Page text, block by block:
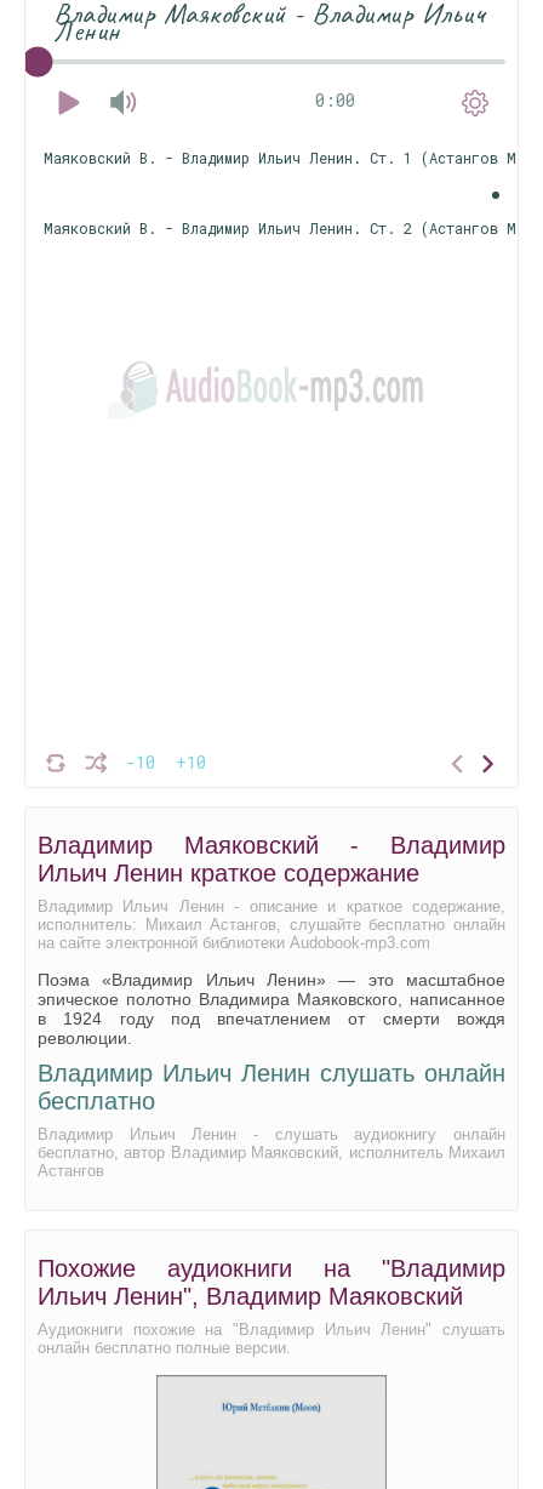
Владимир Маяковский - Владимир Ильич
Ленин
0:00
-10 +10
Маяковский В. - Владимир Ильич Ленин. Ст. 1 (Астангов М.)
Маяковский В. - Владимир Ильич Ленин. Ст. 2 (Астангов М.)
Владимир Маяковский - Владимир
Ильич Ленин краткое содержание
Владимир Ильич Ленин - описание и краткое содержание,
исполнитель: Михаил Астангов, слушайте бесплатно онлайн
на сайте электронной библиотеки Audobook-mp3.com
Поэма «Владимир Ильич Ленин» — это масштабное
эпическое полотно Владимира Маяковского, написанное
в 1924 году под впечатлением от смерти вождя
революции.
Владимир Ильич Ленин слушать онлайн
бесплатно
Владимир Ильич Ленин - слушать аудиокнигу онлайн
бесплатно, автор Владимир Маяковский, исполнитель Михаил
Астангов
Похожие аудиокниги на "Владимир
Ильич Ленин", Владимир Маяковский
Аудиокниги похожие на "Владимир Ильич Ленин" слушать
онлайн бесплатно полные версии.